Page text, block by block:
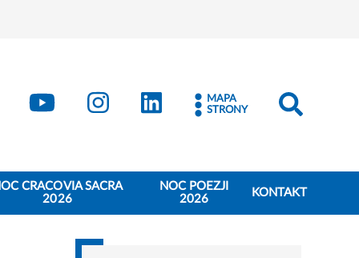
Kraków - X
Kraków - YouTube
Kraków - Instagram
Kraków - LinkedIn
MAPA
STRONY
CRACOVIA SACRA
2026
NOC POEZJI
2026
KONTAKT